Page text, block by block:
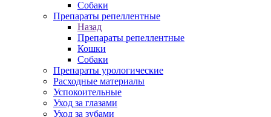
Собаки
Препараты репеллентные
Назад
Препараты репеллентные
Кошки
Собаки
Препараты урологические
Расходные материалы
Успокоительные
Уход за глазами
Уход за зубами